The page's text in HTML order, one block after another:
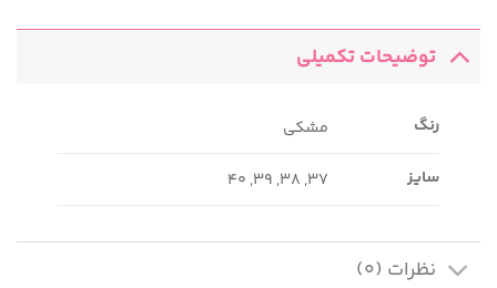
توضیحات تکمیلی
رنگ مشکی
سایز 37, 38, 39, 40
نظرات (0)